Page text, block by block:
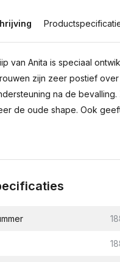
van Anita is speciaal
zijn zeer postief
na de
de oude shape. Ook